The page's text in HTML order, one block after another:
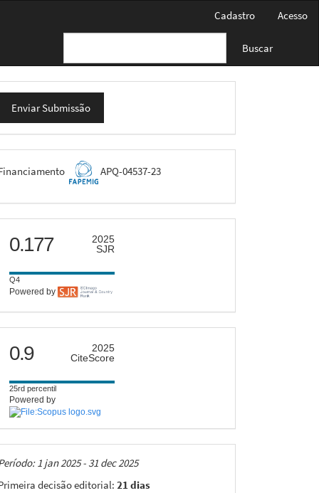
Cadastro Acesso
Buscar
Enviar Submissão
APQ-04537-23
scimago
0.177
2025
SJR
Q4
Powered by
citescore
0.9
2025
CiteScore
25rd percentil
Powered by
1 jan 2025 - 31 dec 2025
decisão editorial: 21 dias